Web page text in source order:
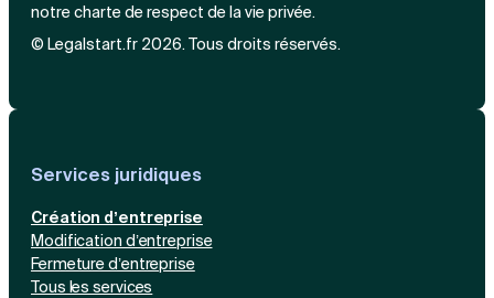
notre charte de respect de la vie privée.
© Legalstart.fr 2026. Tous droits réservés.
Services juridiques
Création d’entreprise
Modification d’entreprise
Fermeture d’entreprise
Tous les services